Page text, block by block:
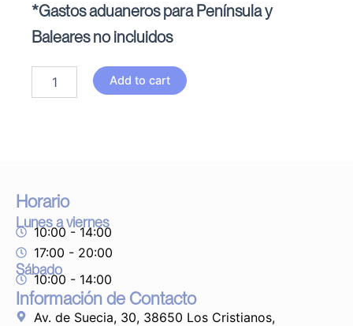
*Gastos aduaneros para Península y
Baleares no incluidos
Amatista
Add to cart
Horario
Lunes a viernes
10:00 - 14:00
17:00 - 20:00
Sábado
10:00 - 14:00
Información de Contacto
Av. de Suecia, 30, 38650 Los Cristianos,